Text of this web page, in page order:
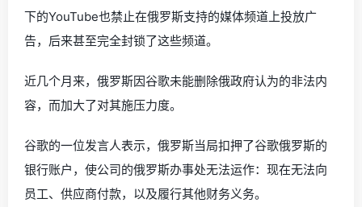
下的YouTube也禁止在俄罗斯支持的媒体频道上投放广
告，后来甚至完全封锁了这些频道。
近几个月来，俄罗斯因谷歌未能删除俄政府认为的非法内
容，而加大了对其施压力度。
谷歌的一位发言人表示，俄罗斯当局扣押了谷歌俄罗斯的
银行账户，使公司的俄罗斯办事处无法运作：现在无法向
员工、供应商付款，以及履行其他财务义务。